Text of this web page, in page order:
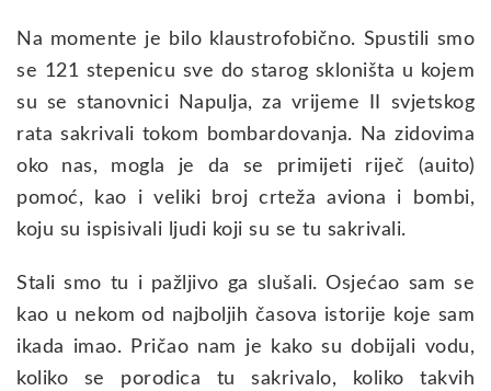
Na momente je bilo klaustrofobično. Spustili smo
se 121 stepenicu sve do starog skloništa u kojem
su se stanovnici Napulja, za vrijeme II svjetskog
rata sakrivali tokom bombardovanja. Na zidovima
oko nas, mogla je da se primijeti riječ (auito)
pomoć, kao i veliki broj crteža aviona i bombi,
koju su ispisivali ljudi koji su se tu sakrivali.
Stali smo tu i pažljivo ga slušali. Osjećao sam se
kao u nekom od najboljih časova istorije koje sam
ikada imao. Pričao nam je kako su dobijali vodu,
koliko se porodica tu sakrivalo, koliko takvih